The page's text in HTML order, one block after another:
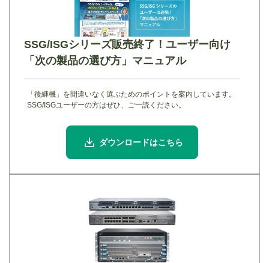
SSG/ISGシリーズ販売終了！ユーザー向け
「次の製品の選び方」マニュアル
「後継機」を間違いなく選ぶためのポイントを案内しています。
SSG/ISGユーザーの方はぜひ、ご一読ください。
ダウンロードはこちら